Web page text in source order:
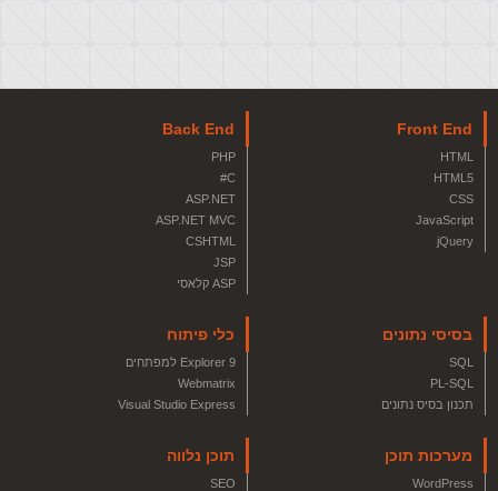
Front End
HTML
HTML5
CSS
JavaScript
jQuery
Back End
PHP
C#
ASP.NET
ASP.NET MVC
CSHTML
JSP
ASP קלאסי
בסיסי נתונים
SQL
PL-SQL
תכנון בסיס נתונים
כלי פיתוח
Explorer 9 למפתחים
Webmatrix
Visual Studio Express
מערכות תוכן
WordPress
תוכן נלווה
SEO